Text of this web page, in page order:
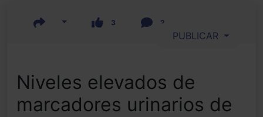
3 2
PUBLICAR
Niveles elevados de
marcadores urinarios de